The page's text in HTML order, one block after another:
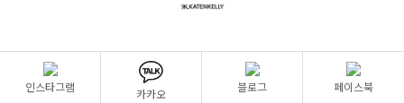
인스타그램
카카오
블로그 페이스북